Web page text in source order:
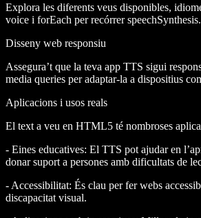
Explora les diferents veus disponibles,
voice i forEach per recórrer
Disseny web responsiu
Assegura’t que la teva app TTS sigui
media queries per adaptar-la a dispositius
Aplicacions i usos reals
El text a veu en HTML5 té nombroses
- Eines educatives: El TTS pot ajudar en
donar suport a persones amb dificultats de
- Accessibilitat: És clau per fer webs
discapacitat visual.